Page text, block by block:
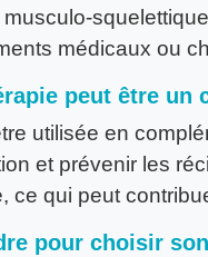
médicaux ou
peut être un
utilisée en
et prévenir les
ce qui peut
pour choisir